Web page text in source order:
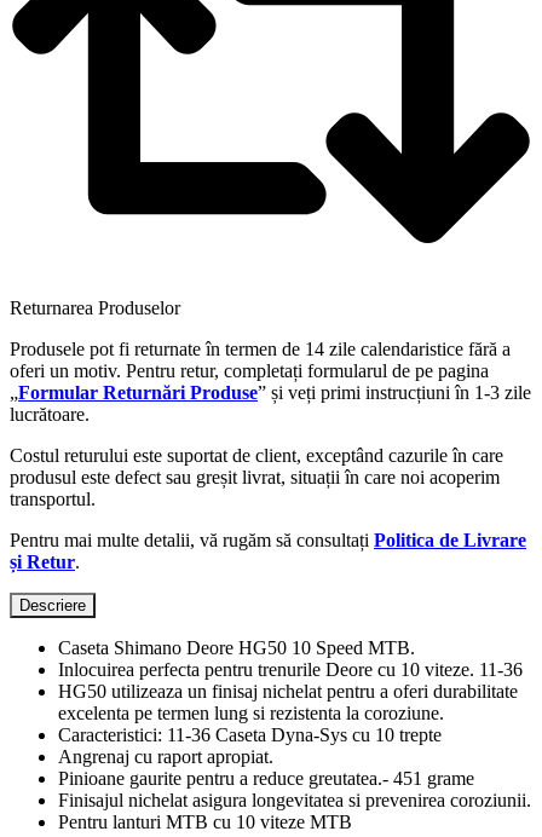
Returnarea Produselor
Produsele pot fi returnate în termen de 14 zile calendaristice fără a
oferi un motiv. Pentru retur, completați formularul de pe pagina
„Formular Returnări Produse” și veți primi instrucțiuni în 1-3 zile
lucrătoare.
Costul returului este suportat de client, exceptând cazurile în care
produsul este defect sau greșit livrat, situații în care noi acoperim
transportul.
Pentru mai multe detalii, vă rugăm să consultați Politica de Livrare
și Retur.
Descriere
Caseta Shimano Deore HG50 10 Speed MTB.
Inlocuirea perfecta pentru trenurile Deore cu 10 viteze. 11-36
HG50 utilizeaza un finisaj nichelat pentru a oferi durabilitate
excelenta pe termen lung si rezistenta la coroziune.
Caracteristici: 11-36 Caseta Dyna-Sys cu 10 trepte
Angrenaj cu raport apropiat.
Pinioane gaurite pentru a reduce greutatea.- 451 grame
Finisajul nichelat asigura longevitatea si prevenirea coroziunii.
Pentru lanturi MTB cu 10 viteze MTB